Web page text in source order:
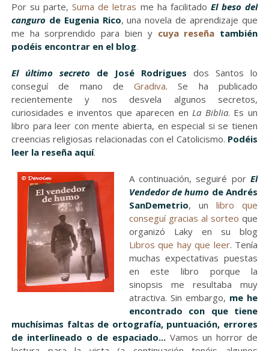
Por su parte,Suma de letras me ha facilitado El beso del
canguro de Eugenia Rico, una novela de aprendizaje que
me ha sorprendido para bien y cuya reseña también
podéis encontrar en el blog.
El último secreto de José Rodrigues dos Santos lo
conseguí de mano deGradiva. Se ha publicado
recientemente y nos desvela algunos secretos,
curiosidades e inventos que aparecen enLa Biblia. Es un
libro para leer con mente abierta, en especial si se tienen
creencias religiosas relacionadas con el Catolicismo. Podéis
leer la reseña aquí.
A continuación, seguiré porEl
Vendedor de humo de Andrés
SanDemetrio, unlibro que
conseguí gracias al sorteo que
organizó Laky en su blog
Libros que hay que leer. Tenía
muchas expectativas puestas
en este libro porque la
sinopsis me resultaba muy
atractiva. Sin embargo, me he
encontrado con que tiene
muchísimas faltas de ortografía, puntuación, errores
de interlineado o de espaciado... Vamos un horror de